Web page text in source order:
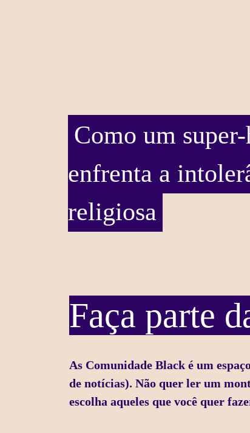
Como um
enfrenta a
religiosa
Faça parte
As Comunidade Black é um
de notícias). Não quer ler um
escolha aqueles que você quer